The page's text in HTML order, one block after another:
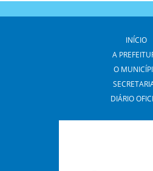
INÍCIO
A
O
DIÁRIO